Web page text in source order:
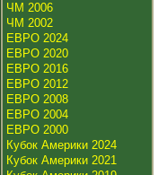
ЧМ 2006
ЧМ 2002
ЕВРО 2024
ЕВРО 2020
ЕВРО 2016
ЕВРО 2012
ЕВРО 2008
ЕВРО 2004
ЕВРО 2000
Кубок Америки 2024
Кубок Америки 2021